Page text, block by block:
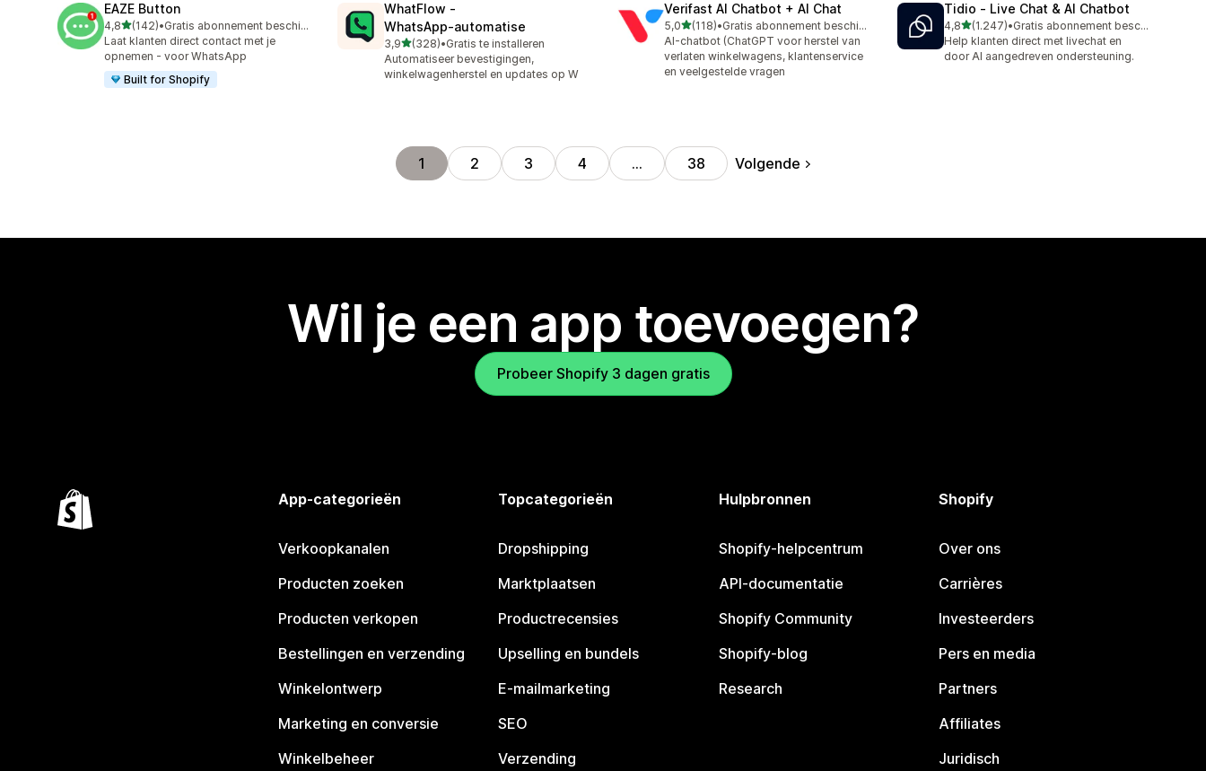
EAZE Button
4,8van 5 sterren
(142)
142 recensies in totaal
•
Gratis abonnement beschikbaar
Laat klanten direct contact met je
opnemen - voor WhatsApp
Built for Shopify
WhatFlow ‑
WhatsApp‑automatise
3,9van 5 sterren
(328)
328 recensies in totaal
•Gratis te installeren
Automatiseer bevestigingen,
winkelwagenherstel en updates op W
Verifast AI Chatbot + AI Chat
5,0van 5 sterren
(118)
118 recensies in totaal
•
Gratis abonnement beschikbaar
AI-chatbot (ChatGPT voor herstel van
verlaten winkelwagens, klantenservice
en veelgestelde vragen
Tidio ‑ Live Chat & AI Chatbot
4,8van 5 sterren
(1.247)
1247 recensies in totaal
•
Gratis abonnement beschikbaar
Help klanten direct met livechat en
door AI aangedreven ondersteuning.
1 2 3 4 … 38 Volgende
Wil je een app toevoegen?
Probeer Shopify 3 dagen gratis
App-categorieën
Verkoopkanalen
Producten zoeken
Producten verkopen
Bestellingen en verzending
Winkelontwerp
Marketing en conversie
Winkelbeheer
Topcategorieën
Dropshipping
Marktplaatsen
Productrecensies
Upselling en bundels
E-mailmarketing
SEO
Verzending
Hulpbronnen
Shopify-helpcentrum
API-documentatie
Shopify Community
Shopify-blog
Research
Shopify
Over ons
Carrières
Investeerders
Pers en media
Partners
Affiliates
Juridisch